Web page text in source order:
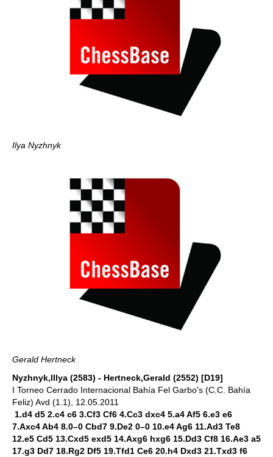
Ilya Nyzhnyk
Gerald Hertneck
Nyzhnyk,Illya (2583) - Hertneck,Gerald (2552) [D19]
I Torneo Cerrado Internacional Bahía Fel Garbo's (C.C. Bahía
Feliz) Avd (1.1), 12.05.2011
1.d4 d5 2.c4 c6 3.Cf3 Cf6 4.Cc3 dxc4 5.a4 Af5 6.e3 e6
7.Axc4 Ab4 8.0–0 Cbd7 9.De2 0–0 10.e4 Ag6 11.Ad3 Te8
12.e5 Cd5 13.Cxd5 exd5 14.Axg6 hxg6 15.Dd3 Cf8 16.Ae3 a5
17.g3 Dd7 18.Rg2 Df5 19.Tfd1 Ce6 20.h4 Dxd3 21.Txd3 f6